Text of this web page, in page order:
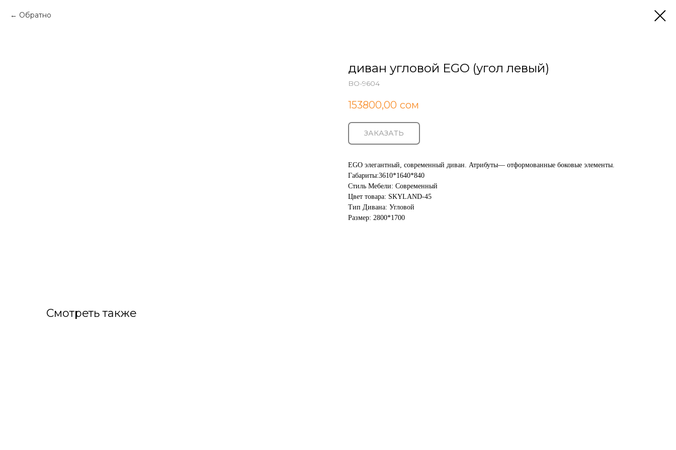
Обратно
диван угловой EGO (угол левый)
BO-9604
153800,00 сом
ЗАКАЗАТЬ
EGO элегантный, современный диван. Атрибуты— отформованные боковые элементы.
Габариты:3610*1640*840
Стиль Мебели: Cовременный
Цвет товара: SKYLAND-45
Тип Дивана: Угловой
Размер: 2800*1700
Смотреть также